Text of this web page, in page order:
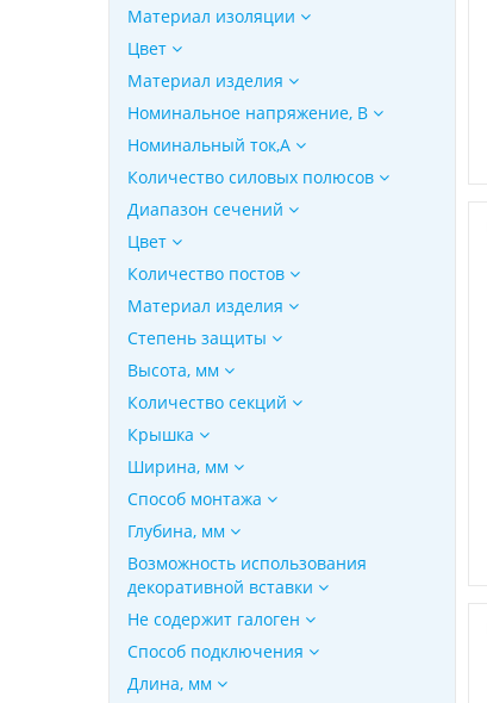
Материал изоляции
Цвет
Материал изделия
Номинальное напряжение, В
Номинальный ток,А
Количество силовых полюсов
Диапазон сечений
Цвет
Количество постов
Материал изделия
Степень защиты
Высота, мм
Количество секций
Крышка
Ширина, мм
Способ монтажа
Глубина, мм
Возможность использования
декоративной вставки
Не содержит галоген
Способ подключения
Длина, мм